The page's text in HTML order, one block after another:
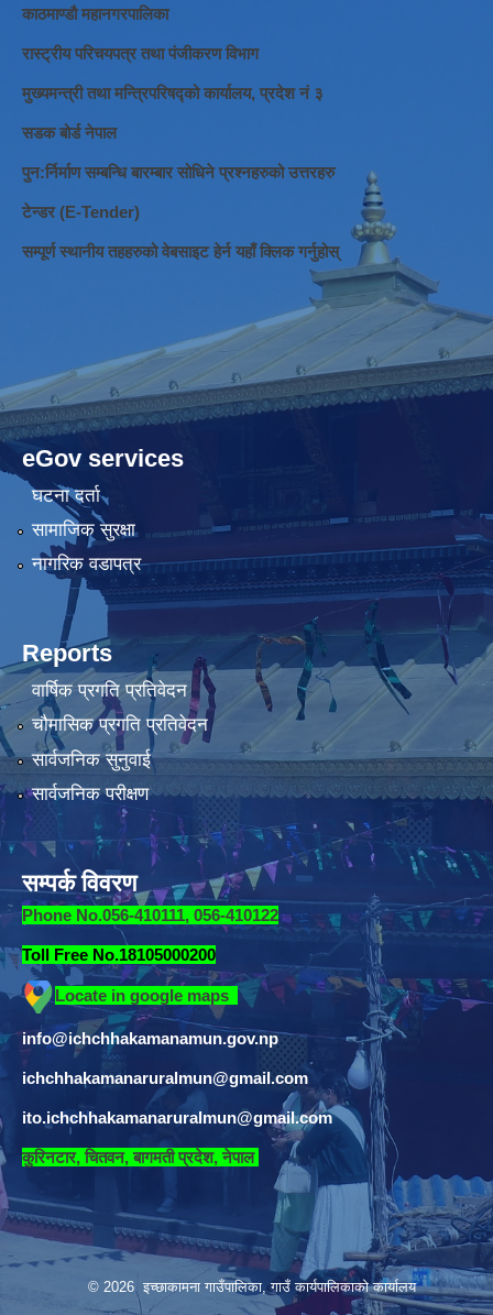
काठमाण्डौ महानगरपालिका
रास्ट्रीय परिचयपत्र तथा पंजीकरण विभाग
मुख्यमन्त्री तथा मन्त्रिपरिषद्को कार्यालय, प्रदेश नं ३
सडक बोर्ड नेपाल
पुन:र्निर्माण सम्बन्धि बारम्बार सोधिने प्रश्नहरुको उत्तरहरु
टेन्डर (E-Tender)
सम्पूर्ण स्थानीय तहहरुको वेबसाइट हेर्न यहाँ क्लिक गर्नुहोस्
eGov services
घटना दर्ता
सामाजिक सुरक्षा
नागरिक वडापत्र
Reports
वार्षिक प्रगति प्रतिवेदन
चौमासिक प्रगति प्रतिवेदन
सार्वजनिक सुनुवाई
सार्वजनिक परीक्षण
सम्पर्क विवरण
Phone No.056-410111, 056-410122
Toll Free No.18105000200
Locate in google maps
info@ichchhakamanamun.gov.np
ichchhakamanaruralmun@gmail.com
ito.ichchhakamanaruralmun@gmail.com​
कुरिनटार, चितवन, बागमती प्रदेश, नेपाल
© 2026 इच्छाकामना गाउँपालिका, गाउँ कार्यपालिकाको कार्यालय